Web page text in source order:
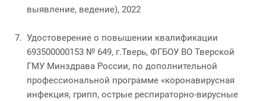
выявление, ведение), 2022
Удостоверение о повышении квалификации
693500000153 № 649, г.Тверь, ФГБОУ ВО Тверской
ГМУ Минздрава России, по дополнительной
профессиональной программе «коронавирусная
инфекция, грипп, острые респираторно-вирусные